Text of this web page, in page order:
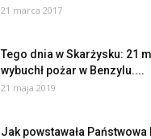
21 marca 2017
Tego dnia w Skarżysku: 21
wybuchł pożar w Benzylu....
21 maja 2019
Jak powstawała Państwowa